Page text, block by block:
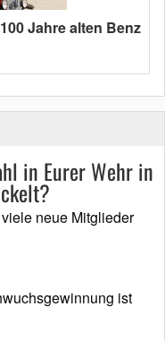
Jahre alten Benz
in Eurer Wehr in
neue Mitglieder
ist